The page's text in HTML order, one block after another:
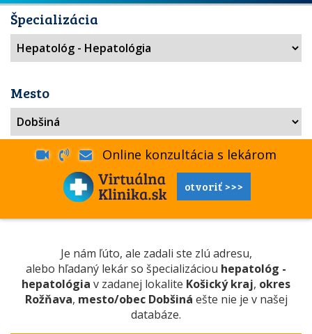
Špecializácia
Mesto
Online konzultácia s lekárom
otvoriť >>>
Je nám ľúto, ale zadali ste zlú adresu,
alebo hľadaný lekár so špecializáciou hepatológ -
hepatológia v zadanej lokalite Košický kraj, okres
Rožňava, mesto/obec Dobšiná ešte nie je v našej
databáze.